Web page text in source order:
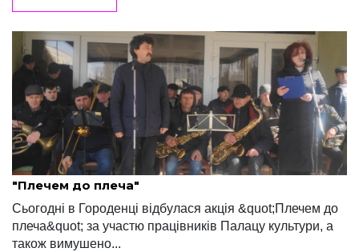
Редакція "Край" Березень 27, 2022
"Плечем до плеча"
Сьогодні в Городенці відбулася акція &quot;Плечем до
плеча&quot; за участю працівників Палацу культури, а
також вимушено...